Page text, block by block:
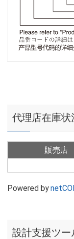
代理店在庫状
販売店
Powered by
設計支援ツー